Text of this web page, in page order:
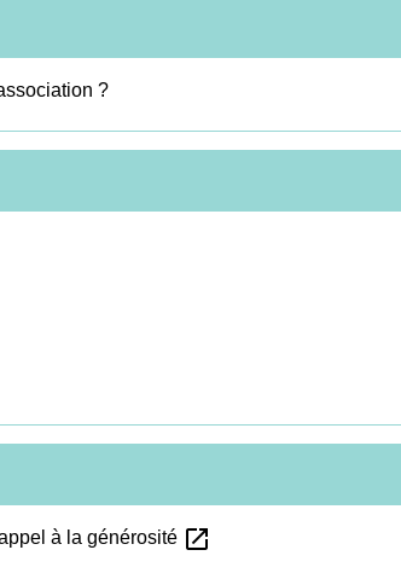
?
à la générosité open_in_new